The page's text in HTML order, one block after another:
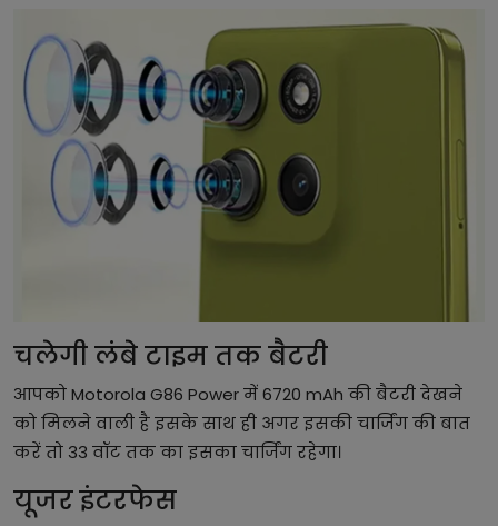
चलेगी लंबे टाइम तक बैटरी
आपको Motorola G86 Power में 6720 mAh की बैटरी देखने
को मिलने वाली है इसके साथ ही अगर इसकी चार्जिंग की बात
करें तो 33 वॉट तक का इसका चार्जिंग रहेगा।
यूजर इंटरफेस